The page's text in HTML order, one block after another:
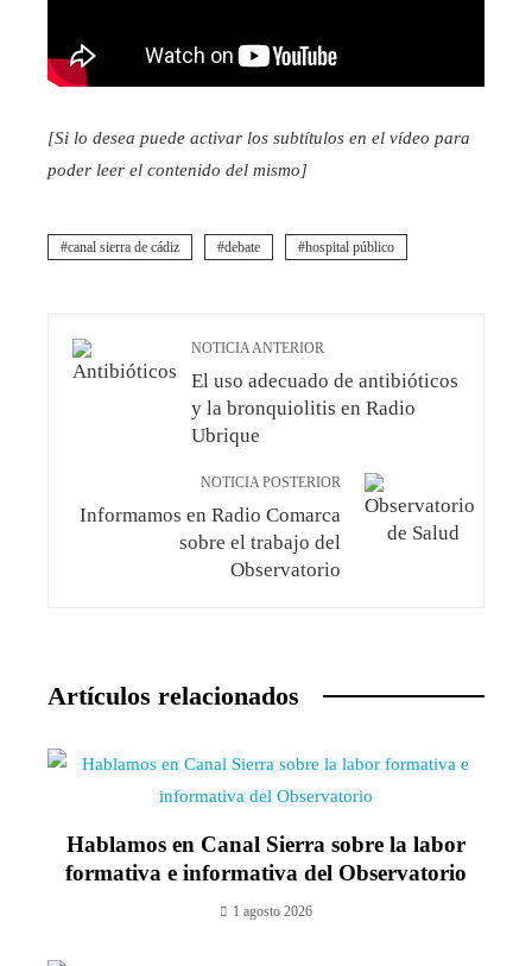
[Si lo desea puede activar los subtítulos en el vídeo para
poder leer el contenido del mismo]
canal sierra de cádiz debate hospital público
NOTICIA ANTERIOR
El uso adecuado de antibióticos
y la bronquiolitis en Radio
Ubrique
NOTICIA POSTERIOR
Informamos en Radio Comarca
sobre el trabajo del
Observatorio
Artículos relacionados
Hablamos en Canal Sierra sobre la labor
formativa e informativa del Observatorio
1 agosto 2026